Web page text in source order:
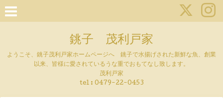
銚子 茂利戸家
ようこそ、銚子茂利戸家ホームページへ 銚子で水揚げされた新鮮な魚、創業
以来、皆様に愛されているうな重でおもてなし致します。
茂利戸家
tel : 0479-22-0453